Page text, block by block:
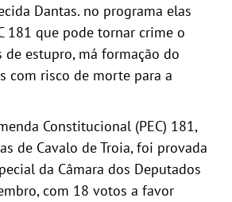
Dantas. no programa elas
181 que pode tornar crime o
de estupro, má formação do
com risco de morte para a
Constitucional (PEC) 181,
de Cavalo de Troia, foi provada
da Câmara dos Deputados
com 18 votos a favor